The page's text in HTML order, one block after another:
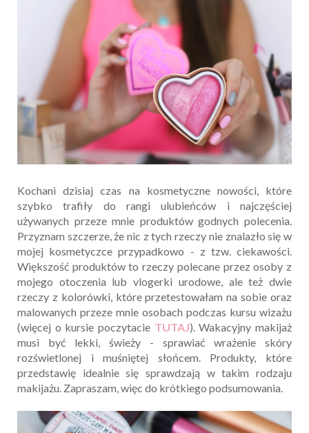
Kochani dzisiaj czas na kosmetyczne nowości, które
szybko trafiły do rangi ulubieńców i najczęściej
używanych przeze mnie produktów godnych polecenia.
Przyznam szczerze, że nic z tych rzeczy nie znalazło się w
mojej kosmetyczce przypadkowo - z tzw. ciekawości.
Większość produktów to rzeczy polecane przez osoby z
mojego otoczenia lub vlogerki urodowe, ale też dwie
rzeczy z kolorówki, które przetestowałam na sobie oraz
malowanych przeze mnie osobach podczas kursu wizażu
(więcej o kursie poczytacie TUTAJ). Wakacyjny makijaż
musi być lekki, świeży - sprawiać wrażenie skóry
rozświetlonej i muśniętej słońcem. Produkty, które
przedstawię idealnie się sprawdzają w takim rodzaju
makijażu. Zapraszam, więc do krótkiego podsumowania.